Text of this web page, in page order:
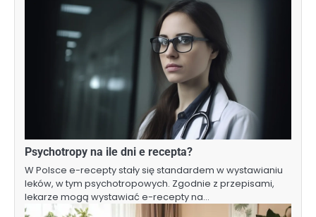
Psychotropy na ile dni e recepta?
W Polsce e-recepty stały się standardem w wystawianiu
leków, w tym psychotropowych. Zgodnie z przepisami,
lekarze mogą wystawiać e-recepty na…